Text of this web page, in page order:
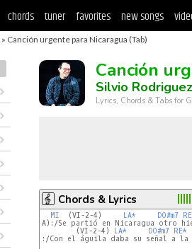
chords tuner favorites new songs
» Canción urgente para Nicaragua (Tab)
Canción
Silvio Rodriguez
Lyrics, Chords & Tabs for
Chords & Lyrics
MI
  (VI-2-4)
LA* DO#m7
A):/Se partió en Nicaragua otro
        (VI-2-4)
LA* DO#m7 RE*
:/Con el águila daba su señal a la